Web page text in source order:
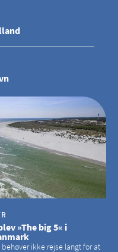
»The big 5« i
behøver ikke rejse langt for at